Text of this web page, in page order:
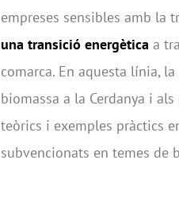
empreses sensibles amb la
una transició energètica a
comarca. En aquesta línia,
biomassa a la Cerdanya i
teòrics i exemples pràctics
subvencionats en temes de